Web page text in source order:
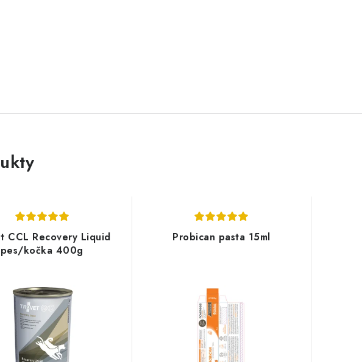
CCL Recovery Liquid
pes/kočka 400g
Probican pasta 15ml